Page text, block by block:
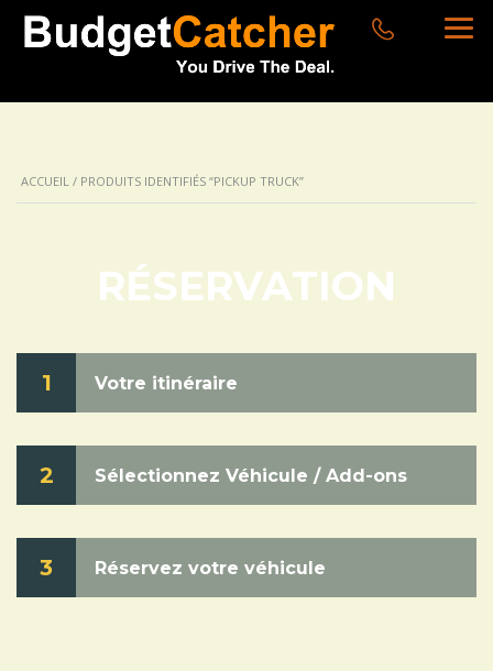
ACCUEIL / PRODUITS IDENTIFIÉS “PICKUP TRUCK”
RÉSERVATION
1 Votre itinéraire
2 Sélectionnez Véhicule / Add-ons
3 Réservez votre véhicule